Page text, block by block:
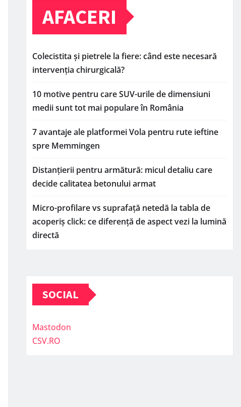
AFACERI
Colecistita și pietrele la fiere: când este necesară
intervenția chirurgicală?
10 motive pentru care SUV-urile de dimensiuni
medii sunt tot mai populare în România
7 avantaje ale platformei Vola pentru rute ieftine
spre Memmingen
Distanțierii pentru armătură: micul detaliu care
decide calitatea betonului armat
Micro-profilare vs suprafață netedă la tabla de
acoperiș click: ce diferență de aspect vezi la lumină
directă
SOCIAL
Mastodon
CSV.RO